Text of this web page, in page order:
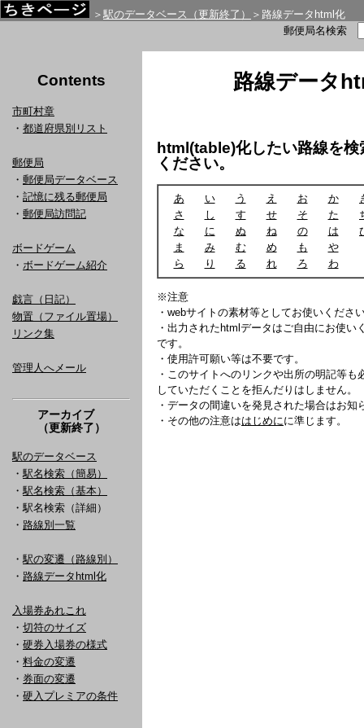
＞ 駅のデータベース（更新終了）
＞路線データhtml化
郵便局名検索
Contents
市町村章
・ 都道府県別リスト
郵便局
・ 郵便局データベース
・ 記憶に残る郵便局
・ 郵便局訪問記
ボードゲーム
・ ボードゲーム紹介
戯言（日記）
物置（ファイル置場）
リンク集
管理人へメール
アーカイブ
（更新終了）
駅のデータベース
・ 駅名検索（簡易）
・ 駅名検索（基本）
・駅名検索（詳細）
・ 路線別一覧
・ 駅の変遷（路線別）
・ 路線データhtml化
入場券あれこれ
・ 切符のサイズ
・ 硬券入場券の様式
・ 料金の変遷
・ 券面の変遷
・ 硬入プレミアの条件
路線データ
html(table)化したい路線を検
ください。
あ い う え お か
さ
し す せ そ た
な
に ぬ ね の は
ま
み む め も
や
ら
り る れ ろ わ
※注意
・webサイトの素材等としてお使いくださ
・出力されたhtmlデータはご自由にお使い
です。
・使用許可願い等は不要です。
・このサイトへのリンクや出所の明記等も
していただくことを拒んだりはしません。
・データの間違いを発見された場合はお知
・その他の注意ははじめにに準じます。